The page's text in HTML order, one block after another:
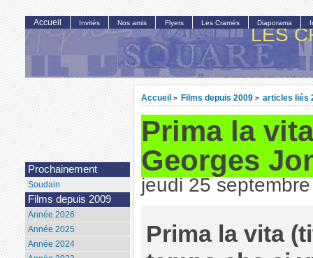
LES
Accueil > Films depuis 2009 > articles liés
Prima la
Georges
jeudi 25
Prima la vita
Accueil Invités Nos amis Flyers Les Cramés Diaporama
Prochainement
Soudain
Films depuis 2009
Année 2026
Année 2025
Année 2024